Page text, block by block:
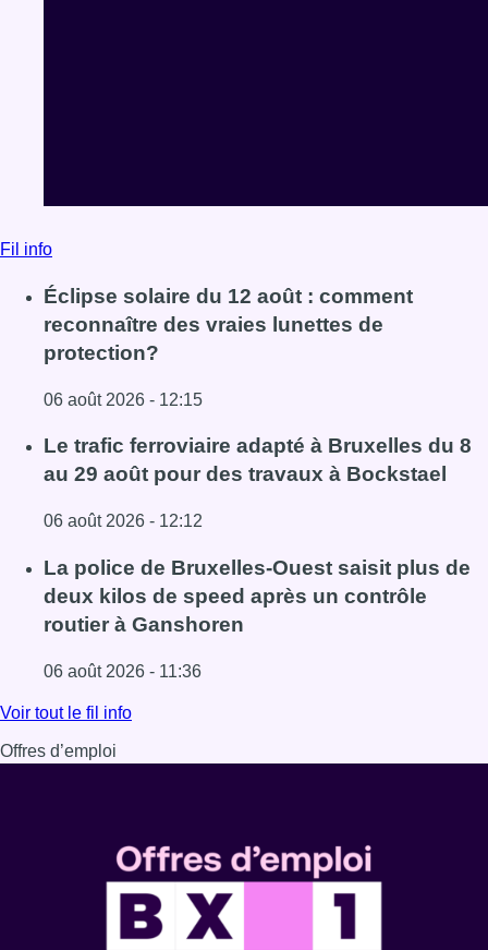
Fil info
Éclipse solaire du 12 août : comment
reconnaître des vraies lunettes de
protection?
06 août 2026 - 12:15
Lire l'article Éclipse solaire du 12 août : comment
Le trafic ferroviaire adapté à Bruxelles du 8
au 29 août pour des travaux à Bockstael
06 août 2026 - 12:12
Lire l'article Le trafic ferroviaire adapté à Bruxelles du 8
La police de Bruxelles-Ouest saisit plus de
deux kilos de speed après un contrôle
routier à Ganshoren
06 août 2026 - 11:36
Lire l'article La police de Bruxelles-Ouest saisit plus de
Voir tout le fil info
Offres d’emploi